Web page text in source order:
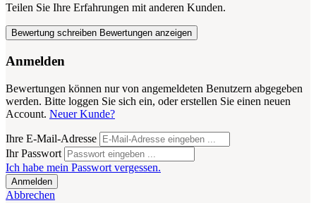
Teilen Sie Ihre Erfahrungen mit anderen Kunden.
Bewertung schreiben Bewertungen anzeigen
Anmelden
Bewertungen können nur von angemeldeten Benutzern abgegeben
werden. Bitte loggen Sie sich ein, oder erstellen Sie einen neuen
Account. Neuer Kunde?
Ihre E-Mail-Adresse
Ihr Passwort
Ich habe mein Passwort vergessen.
Anmelden
Abbrechen